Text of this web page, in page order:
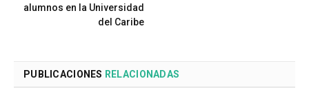
alumnos en la Universidad
del Caribe
PUBLICACIONES RELACIONADAS